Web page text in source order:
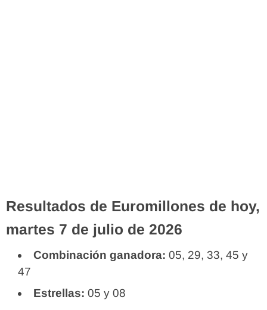
Resultados de Euromillones de hoy,
martes 7 de julio de 2026
Combinación ganadora: 05, 29, 33, 45 y
47
Estrellas: 05 y 08